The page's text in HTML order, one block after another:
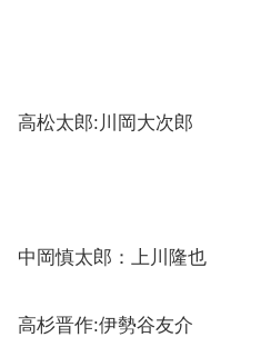
高松太郎:川岡大次郎
中岡慎太郎：上川隆也
高杉晋作:伊勢谷友介